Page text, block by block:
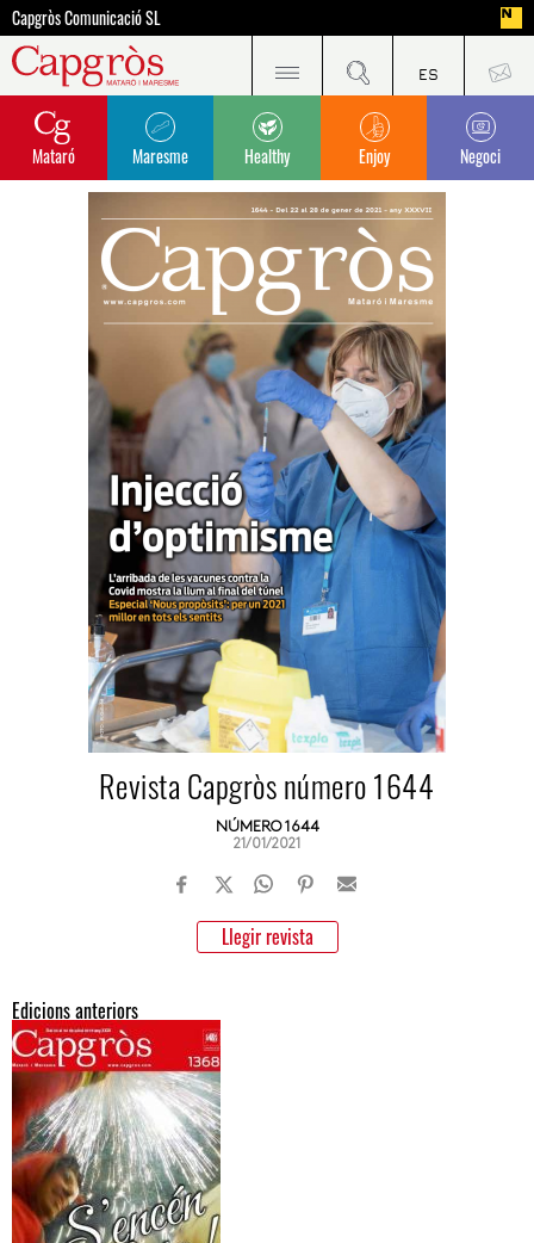
Capgròs Comunicació SL
Mataró Maresme Healthy Enjoy Negoci
Revista Capgròs número 1644
NÚMERO 1644
21/01/2021
Llegir revista
Edicions anteriors